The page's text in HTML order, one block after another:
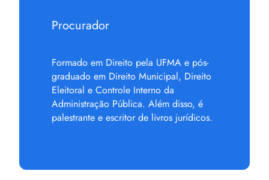
Procurador
Formado em Direito pela UFMA e pós-
graduado em Direito Municipal, Direito
Eleitoral e Controle Interno da
Administração Pública. Além disso, é
palestrante e escritor de livros jurídicos.